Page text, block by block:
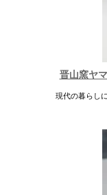
晋山窯ヤ
現代の暮らし